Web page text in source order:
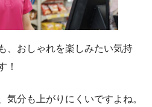
、おしゃれを楽しみたい気持
！
気分も上がりにくいですよね。